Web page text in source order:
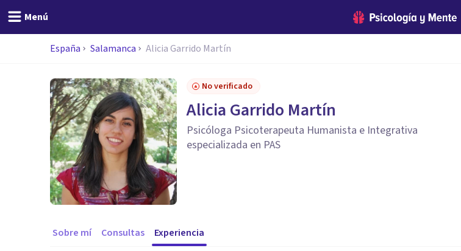
Menú
España Salamanca Alicia Garrido Martín
No verificado
Alicia Garrido Martín
Psicóloga Psicoterapeuta Humanista e Integrativa
especializada en PAS
Sobre mí Consultas Experiencia